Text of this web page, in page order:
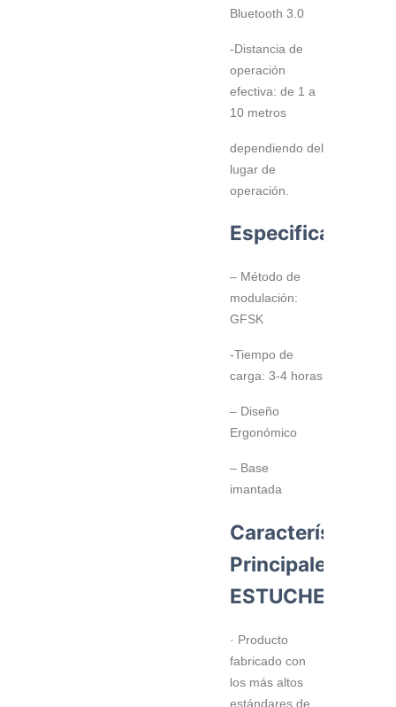
Bluetooth 3.0
-Distancia de
operación
efectiva: de 1 a
10 metros
dependiendo del
lugar de
operación.
Especificaciones
– Método de
modulación:
GFSK
-Tiempo de
carga: 3-4 horas
– Diseño
Ergonómico
– Base
imantada
Características
Principales
ESTUCHE
· Producto
fabricado con
los más altos
estándares de